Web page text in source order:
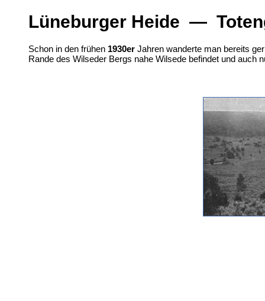
Lüneburger Heide —
Schon in den frühen 1930er Jahren wanderte man bereits
Rande des Wilseder Bergs nahe Wilsede befindet und auch